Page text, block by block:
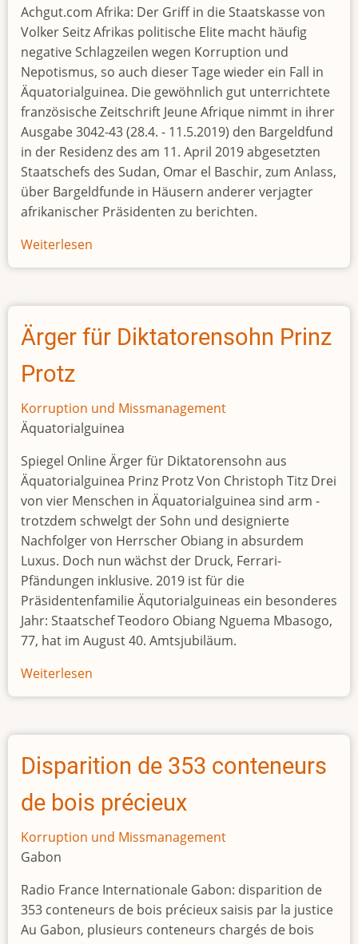
a
été
un
grand
défi
pour
le
pays
»
Achgut.com Afrika: Der Griff in die Staatskasse von
Volker Seitz Afrikas politische Elite macht häufig
negative Schlagzeilen wegen Korruption und
Nepotismus, so auch dieser Tage wieder ein Fall in
Äquatorialguinea. Die gewöhnlich gut unterrichtete
französische Zeitschrift Jeune Afrique nimmt in ihrer
Ausgabe 3042-43 (28.4. - 11.5.2019) den Bargeldfund
in der Residenz des am 11. April 2019 abgesetzten
Staatschefs des Sudan, Omar el Baschir, zum Anlass,
über Bargeldfunde in Häusern anderer verjagter
afrikanischer Präsidenten zu berichten.
Weiterlesen
Der
in
die
Staatskasse
Ärger für Diktatorensohn Prinz
Protz
Korruption und Missmanagement
Äquatorialguinea
Spiegel Online Ärger für Diktatorensohn aus
Äquatorialguinea Prinz Protz Von Christoph Titz Drei
von vier Menschen in Äquatorialguinea sind arm -
trotzdem schwelgt der Sohn und designierte
Nachfolger von Herrscher Obiang in absurdem
Luxus. Doch nun wächst der Druck, Ferrari-
Pfändungen inklusive. 2019 ist für die
Präsidentenfamilie Äqutorialguineas ein besonderes
Jahr: Staatschef Teodoro Obiang Nguema Mbasogo,
77, hat im August 40. Amtsjubiläum.
Weiterlesen
Ärger
Diktatorensohn
Prinz
Protz
Disparition de 353 conteneurs
de bois précieux
Korruption und Missmanagement
Gabon
Radio France Internationale Gabon: disparition de
353 conteneurs de bois précieux saisis par la justice
Au Gabon, plusieurs conteneurs chargés de bois